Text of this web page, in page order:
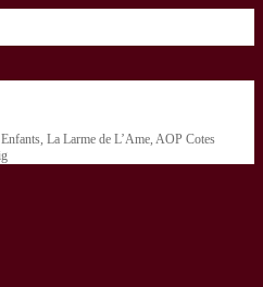
La Larme de L’Ame, AOP Cotes